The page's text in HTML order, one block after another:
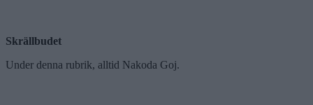
Skrällbudet
Under denna rubrik, alltid Nakoda Goj.